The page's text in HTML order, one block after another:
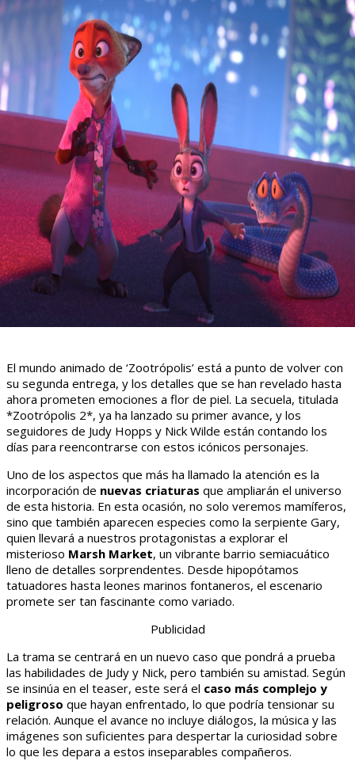
El mundo animado de ‘Zootrópolis’ está a punto de volver con
su segunda entrega, y los detalles que se han revelado hasta
ahora prometen emociones a flor de piel. La secuela, titulada
*Zootrópolis 2*, ya ha lanzado su primer avance, y los
seguidores de Judy Hopps y Nick Wilde están contando los
días para reencontrarse con estos icónicos personajes.
Uno de los aspectos que más ha llamado la atención es la
incorporación de nuevas criaturas que ampliarán el universo
de esta historia. En esta ocasión, no solo veremos mamíferos,
sino que también aparecen especies como la serpiente Gary,
quien llevará a nuestros protagonistas a explorar el
misterioso Marsh Market, un vibrante barrio semiacuático
lleno de detalles sorprendentes. Desde hipopótamos
tatuadores hasta leones marinos fontaneros, el escenario
promete ser tan fascinante como variado.
Publicidad
La trama se centrará en un nuevo caso que pondrá a prueba
las habilidades de Judy y Nick, pero también su amistad. Según
se insinúa en el teaser, este será el caso más complejo y
peligroso que hayan enfrentado, lo que podría tensionar su
relación. Aunque el avance no incluye diálogos, la música y las
imágenes son suficientes para despertar la curiosidad sobre
lo que les depara a estos inseparables compañeros.